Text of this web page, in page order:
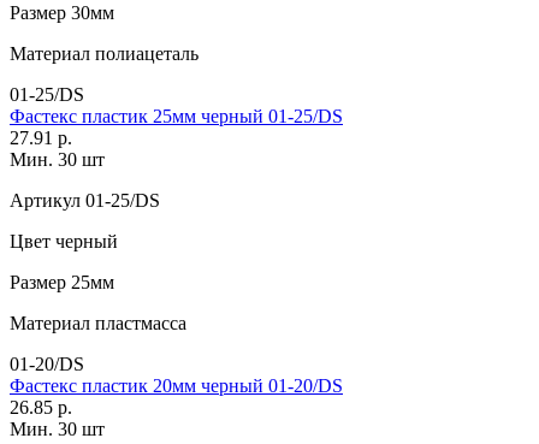
Размер 30мм
Материал полиацеталь
01-25/DS
Фастекс пластик 25мм черный 01-25/DS
27.91 р.
Мин. 30 шт
Артикул 01-25/DS
Цвет черный
Размер 25мм
Материал пластмасса
01-20/DS
Фастекс пластик 20мм черный 01-20/DS
26.85 р.
Мин. 30 шт